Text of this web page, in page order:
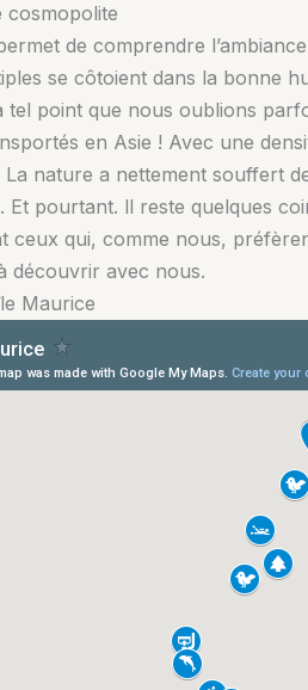
cosmopolite
de comprendre
se côtoient dans la bonne
tel point que nous oublions
en Asie ! Avec une
nature a nettement souffert
Et pourtant. ll reste quelques
ceux qui, comme nous,
découvrir avec nous.
Maurice